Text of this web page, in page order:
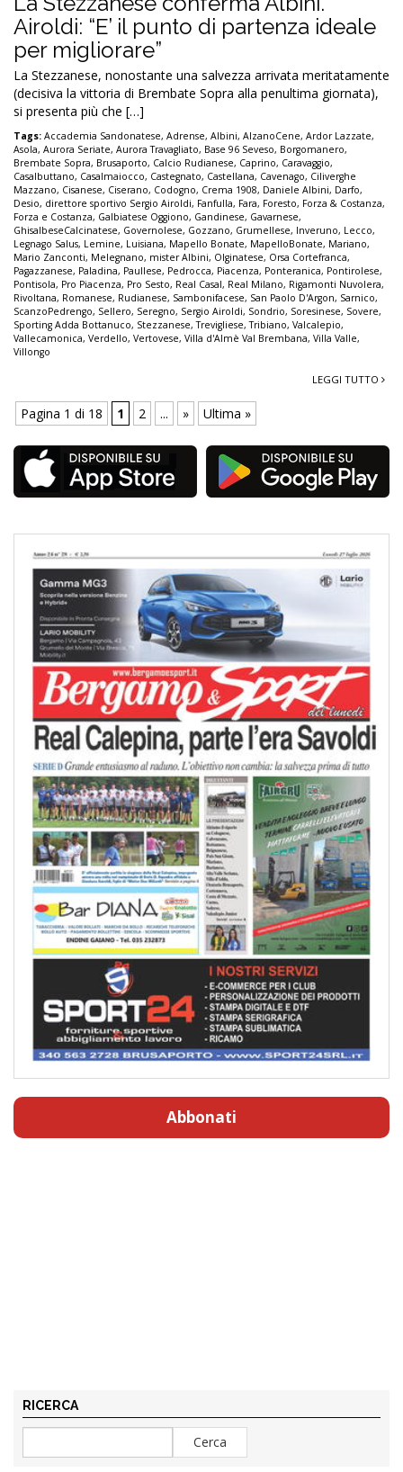
Airoldi: “E’ il punto di partenza ideale
per migliorare”
La Stezzanese, nonostante una salvezza arrivata meritatamente
(decisiva la vittoria di Brembate Sopra alla penultima giornata),
si presenta più che […]
Tags: Accademia Sandonatese, Adrense, Albini, AlzanoCene, Ardor Lazzate,
Asola, Aurora Seriate, Aurora Travagliato, Base 96 Seveso, Borgomanero,
Brembate Sopra, Brusaporto, Calcio Rudianese, Caprino, Caravaggio,
Casalbuttano, Casalmaiocco, Castegnato, Castellana, Cavenago, Ciliverghe
Mazzano, Cisanese, Ciserano, Codogno, Crema 1908, Daniele Albini, Darfo,
Desio, direttore sportivo Sergio Airoldi, Fanfulla, Fara, Foresto, Forza & Costanza,
Forza e Costanza, Galbiatese Oggiono, Gandinese, Gavarnese,
GhisalbeseCalcinatese, Governolese, Gozzano, Grumellese, Inveruno, Lecco,
Legnago Salus, Lemine, Luisiana, Mapello Bonate, MapelloBonate, Mariano,
Mario Zanconti, Melegnano, mister Albini, Olginatese, Orsa Cortefranca,
Pagazzanese, Paladina, Paullese, Pedrocca, Piacenza, Ponteranica, Pontirolese,
Pontisola, Pro Piacenza, Pro Sesto, Real Casal, Real Milano, Rigamonti Nuvolera,
Rivoltana, Romanese, Rudianese, Sambonifacese, San Paolo D'Argon, Sarnico,
ScanzoPedrengo, Sellero, Seregno, Sergio Airoldi, Sondrio, Soresinese, Sovere,
Sporting Adda Bottanuco, Stezzanese,Trevigliese,Tribiano, Valcalepio,
Vallecamonica, Verdello, Vertovese, Villa d'Almè Val Brembana, Villa Valle,
Villongo
LEGGI TUTTO
Pagina 1 di 18 1 2 ... » Ultima »
Abbonati
RICERCA